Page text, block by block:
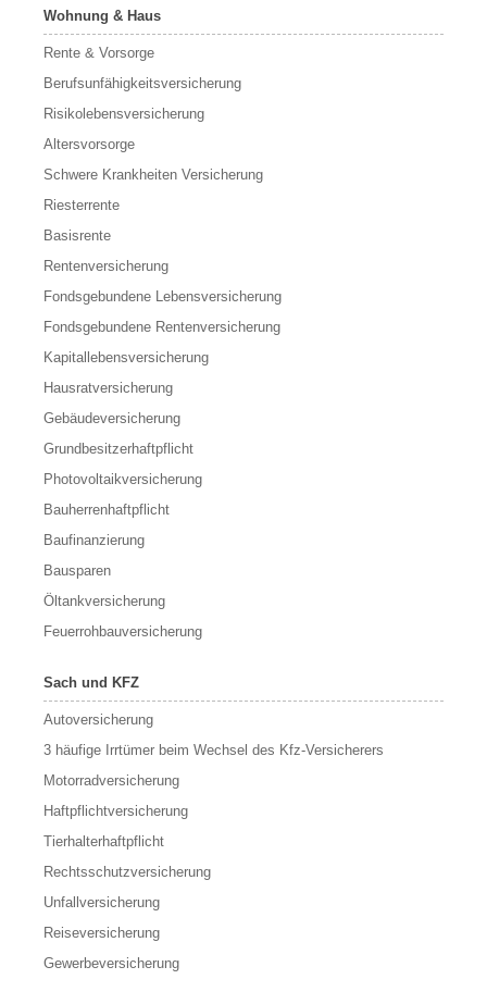
Wohnung & Haus
Rente & Vorsorge
Berufs­unfähigkeitsversicherung
Risikolebensversicherung
Altersvorsorge
Schwere Krankheiten Versicherung
Riesterrente
Basisrente
Rentenversicherung
Fondsgebundene Lebensversicherung
Fondsgebundene Rentenversicherung
Kapitallebensversicherung
Hausratversicherung
Gebäudeversicherung
Grundbesitzerhaftpflicht
Photovoltaikversicherung
Bauherrenhaftpflicht
Baufinanzierung
Bausparen
Öltankversicherung
Feuerrohbauversicherung
Sach und KFZ
Autoversicherung
3 häufige Irrtümer beim Wechsel des Kfz-Versicherers
Motorradversicherung
Haftpflichtversicherung
Tierhalterhaftpflicht
Rechtsschutzversicherung
Unfallversicherung
Reiseversicherung
Gewerbeversicherung